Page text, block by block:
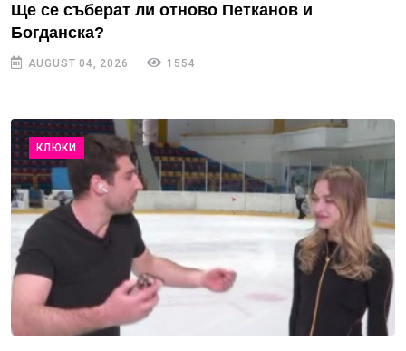
Ще се съберат ли отново Петканов и
Богданска?
AUGUST 04, 2026 1554
КЛЮКИ